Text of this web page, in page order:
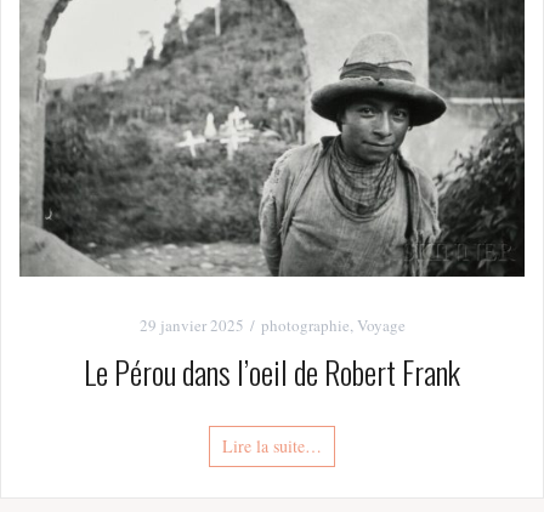
29 janvier 2025 photographie Voyage
Le Pérou dans l’oeil de Robert Frank
Lire la suite…